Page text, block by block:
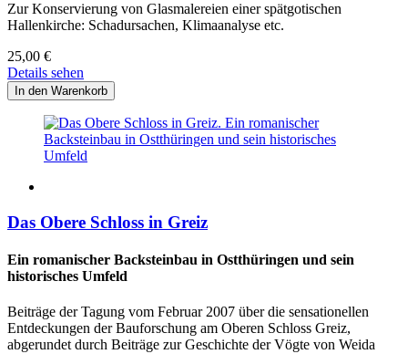
Zur Konservierung von Glasmalereien einer spätgotischen
Hallenkirche: Schadursachen, Klimaanalyse etc.
25,00 €
Details sehen
Das Obere Schloss in Greiz
Ein romanischer Backsteinbau in Ostthüringen und sein
historisches Umfeld
Beiträge der Tagung vom Februar 2007 über die sensationellen
Entdeckungen der Bauforschung am Oberen Schloss Greiz,
abgerundet durch Beiträge zur Geschichte der Vögte von Weida